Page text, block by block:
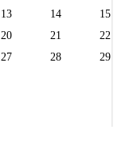
13 14
15
20 21
22
27 28
29